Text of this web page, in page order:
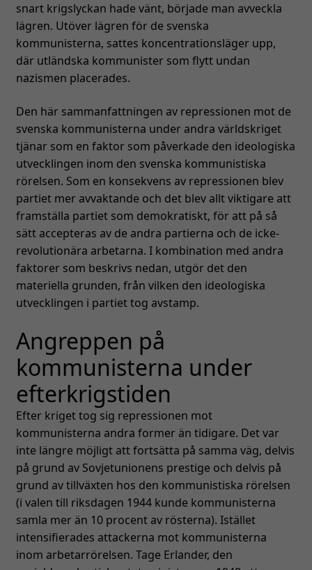
snart krigslyckan hade vänt, började man avveckla
lägren. Utöver lägren för de svenska
kommunisterna, sattes koncentrationsläger upp,
där utländska kommunister som flytt undan
nazismen placerades.
Den här sammanfattningen av repressionen mot de
svenska kommunisterna under andra världskriget
tjänar som en faktor som påverkade den ideologiska
utvecklingen inom den svenska kommunistiska
rörelsen. Som en konsekvens av repressionen blev
partiet mer avvaktande och det blev allt viktigare att
framställa partiet som demokratiskt, för att på så
sätt accepteras av de andra partierna och de icke-
revolutionära arbetarna. I kombination med andra
faktorer som beskrivs nedan, utgör det den
materiella grunden, från vilken den ideologiska
utvecklingen i partiet tog avstamp.
Angreppen på
kommunisterna under
efterkrigstiden
Efter kriget tog sig repressionen mot
kommunisterna andra former än tidigare. Det var
inte längre möjligt att fortsätta på samma väg, delvis
på grund av Sovjetunionens prestige och delvis på
grund av tillväxten hos den kommunistiska rörelsen
(i valen till riksdagen 1944 kunde kommunisterna
samla mer än 10 procent av rösterna). Istället
intensifierades attackerna mot kommunisterna
inom arbetarrörelsen. Tage Erlander, den